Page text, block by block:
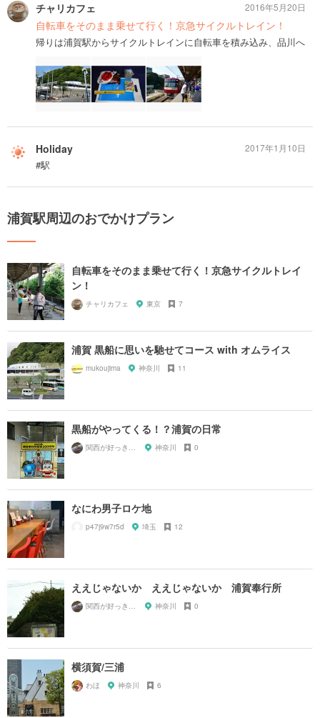
チャリカフェ
自転車をそのまま乗せて行く！京急サイクルトレイン！
帰りは浦賀駅からサイクルトレインに自転車を積み込み、品川へ
2016年5月20日
Holiday
#駅
2017年1月10日
浦賀駅周辺のおでかけプラン
自転車をそのまま乗せて行く！京急サイクルトレイ
ン！
チャリカフェ 東京 7
浦賀 黒船に思いを馳せてコース with オムライス
mukoujima 神奈川 11
黒船がやってくる！？浦賀の日常
関西が好っきゃねん 神奈川 0
なにわ男子ロケ地
p47j9w7r5d 埼玉 12
ええじゃないか ええじゃないか 浦賀奉行所
関西が好っきゃねん 神奈川 0
横須賀/三浦
わほ 神奈川 6